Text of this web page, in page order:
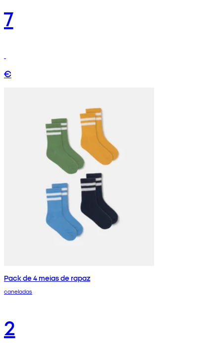
7
€
Pack de 4 meias de rapaz
caneladas
2